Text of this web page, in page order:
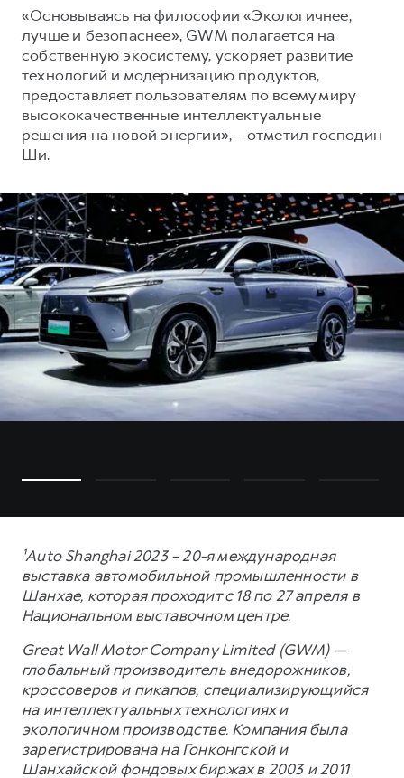
«Основываясь на философии «Экологичнее,
лучше и безопаснее», GWM полагается на
собственную экосистему, ускоряет развитие
технологий и модернизацию продуктов,
предоставляет пользователям по всему миру
высококачественные интеллектуальные
решения на новой энергии», – отметил господин
Ши.
¹Auto Shanghai 2023 – 20-я международная
выставка автомобильной промышленности в
Шанхае, которая проходит с 18 по 27 апреля в
Национальном выставочном центре.
Great Wall Motor Company Limited (GWM) —
глобальный производитель внедорожников,
кроссоверов и пикапов, специализирующийся
на интеллектуальных технологиях и
экологичном производстве. Компания была
зарегистрирована на Гонконгской и
Шанхайской фондовых биржах в 2003 и 2011